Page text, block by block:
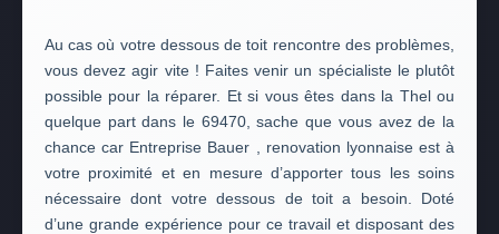
Au cas où votre dessous de toit rencontre des problèmes,
vous devez agir vite ! Faites venir un spécialiste le plutôt
possible pour la réparer. Et si vous êtes dans la Thel ou
quelque part dans le 69470, sache que vous avez de la
chance car Entreprise Bauer , renovation lyonnaise est à
votre proximité et en mesure d’apporter tous les soins
nécessaire dont votre dessous de toit a besoin. Doté
d’une grande expérience pour ce travail et disposant des